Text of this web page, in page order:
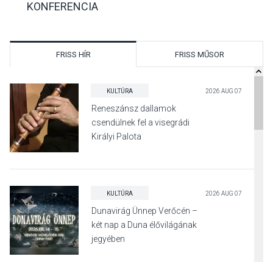
KONFERENCIA
FRISS HÍR FRISS MŰSOR
KULTÚRA 2026 AUG 07
Reneszánsz dallamok
csendülnek fel a visegrádi
Királyi Palota
KULTÚRA 2026 AUG 07
Dunavirág Ünnep Verőcén –
két nap a Duna élővilágának
jegyében